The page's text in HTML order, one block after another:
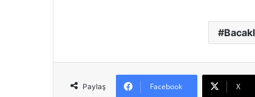
Paylaş Facebook X